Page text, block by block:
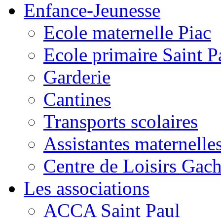
Enfance-Jeunesse
Ecole maternelle Piac
Ecole primaire Saint
Garderie
Cantines
Transports scolaires
Assistantes
Centre de Loisirs
Les associations
ACCA Saint Paul